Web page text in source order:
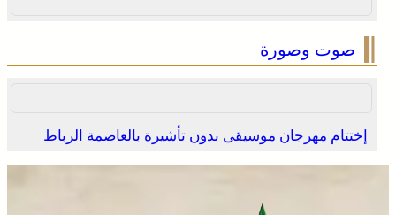
صوت وصورة
إختتام مهرجان موسيقى بدون تأشيرة بالعاصمة الرباط